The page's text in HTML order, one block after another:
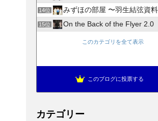
14位 みずほの部屋 〜羽生結弦資料倉庫＆徒
15位 On the Back of the Flyer 2.0
このカテゴリを全て表示
このブログに投票する
カテゴリー